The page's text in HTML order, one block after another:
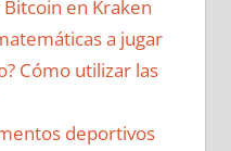
en Kraken
a jugar
Cómo utilizar las
deportivos